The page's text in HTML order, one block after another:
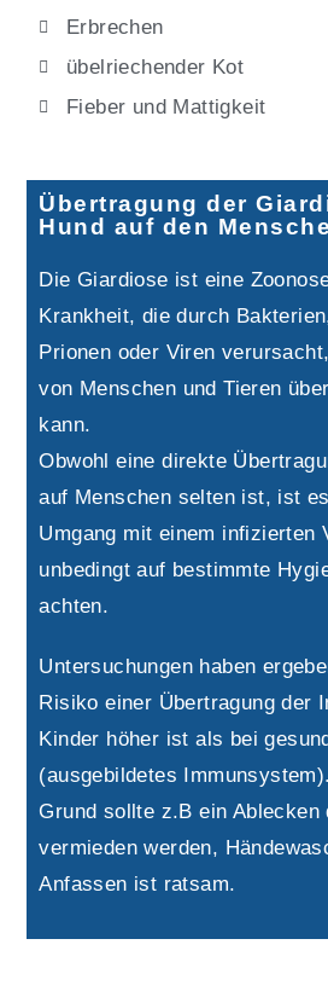
Erbrechen
übelriechender Kot
Fieber und Mattigkeit
Übertragung der
Hund auf den
Die Giardiose ist eine
Krankheit, die durch
Prionen oder Viren
von Menschen und Tieren
kann.
Obwohl eine direkte
auf Menschen selten ist, ist
Umgang mit einem infizierten
unbedingt auf bestimmte
achten.
Untersuchungen haben
Risiko einer Übertragung der
Kinder höher ist als bei
(ausgebildetes
Grund sollte z.B ein Ablecken
vermieden werden,
Anfassen ist ratsam.